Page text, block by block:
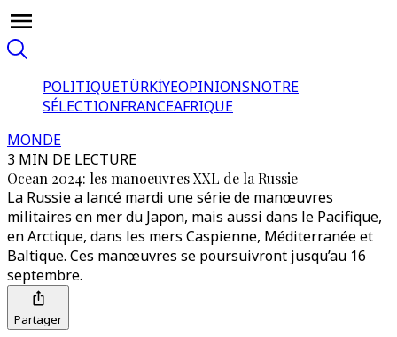
POLITIQUETÜRKİYEOPINIONSNOTRE
SÉLECTIONFRANCEAFRIQUE
MONDE
3 MIN DE LECTURE
Ocean 2024: les manoeuvres XXL de la Russie
La Russie a lancé mardi une série de manœuvres
militaires en mer du Japon, mais aussi dans le Pacifique,
en Arctique, dans les mers Caspienne, Méditerranée et
Baltique. Ces manœuvres se poursuivront jusqu’au 16
septembre.
Partager